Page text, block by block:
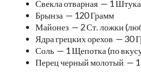
Свекла отварная — 1
Брынза — 120 Грамм
Майонез — 2 Ст. ложки
Ядра грецких орехов — 30
Соль — 1 Щепотка (по
Перец черный молотый —